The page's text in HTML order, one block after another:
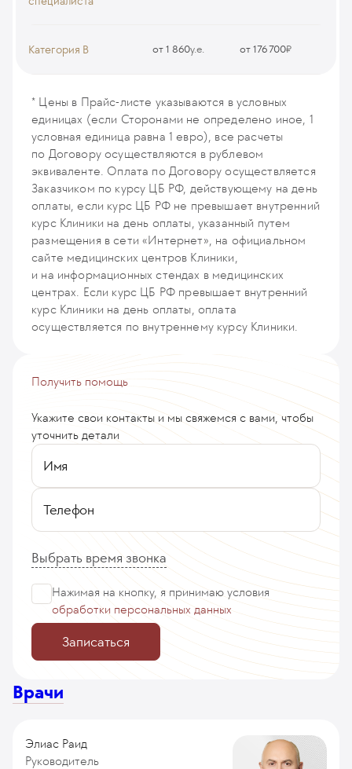
(первичный, повторный)
Категория B от 1 860у.е. от 176 700₽
SOPH12
* Цены в Прайс-листе указываются в условных
единицах (если Сторонами не определено иное, 1
условная единица равна 1 евро), все расчеты
по Договору осуществляются в рублевом
эквиваленте. Оплата по Договору осуществляется
Заказчиком по курсу ЦБ РФ, действующему на день
оплаты, если курс ЦБ РФ не превышает внутренний
курс Клиники на день оплаты, указанный путем
размещения в сети «Интернет», на официальном
сайте медицинских центров Клиники,
и на информационных стендах в медицинских
центрах. Если курс ЦБ РФ превышает внутренний
курс Клиники на день оплаты, оплата
осуществляется по внутреннему курсу Клиники.
Получить помощь
Укажите свои контакты и мы свяжемся с вами, чтобы
уточнить детали
Имя
Телефон
Выбрать время звонка
Нажимая на кнопку, я принимаю условия
обработки персональных данных
Записаться
Врачи
Элиас Раид
Руководитель